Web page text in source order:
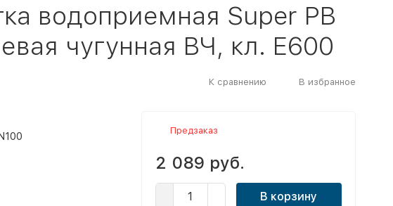
водоприемная Super РВ
чугунная ВЧ, кл. Е600
К сравнению В избранное
Предзаказ
2 089 руб.
В корзину